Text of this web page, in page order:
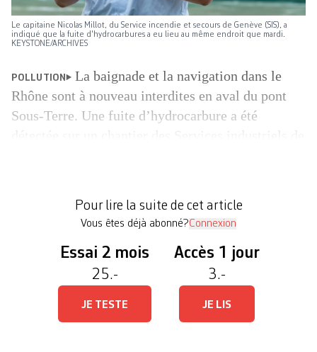
Le capitaine Nicolas Millot, du Service incendie et secours de Genève (SIS), a
indiqué que la fuite d'hydrocarbures a eu lieu au même endroit que mardi.
KEYSTONE/ARCHIVES
POLLUTION
La baignade et la navigation dans le
Rhône sont à nouveau interdites en aval du pont
Sous-Terre. Une fuite d’hydrocarbure a été
Pour lire la suite de cet article
Vous êtes déjà abonné?Connexion
Essai 2 mois
25.-
JE TESTE
Accès 1 jour
3.-
JE LIS